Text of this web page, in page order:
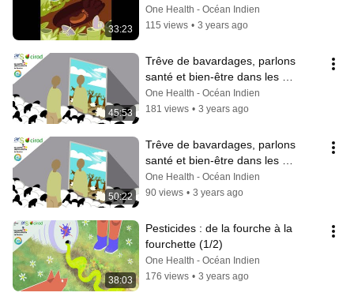
33:23
One Health - Océan Indien
115 views • 3 years ago
45:53
Trêve de bavardages, parlons
santé et bien-être dans les
élevages (1/2)
One Health - Océan Indien
181 views • 3 years ago
50:22
Trêve de bavardages, parlons
santé et bien-être dans les
élevages (2/2)
One Health - Océan Indien
90 views • 3 years ago
38:03
Pesticides : de la fourche à la
fourchette (1/2)
One Health - Océan Indien
176 views • 3 years ago